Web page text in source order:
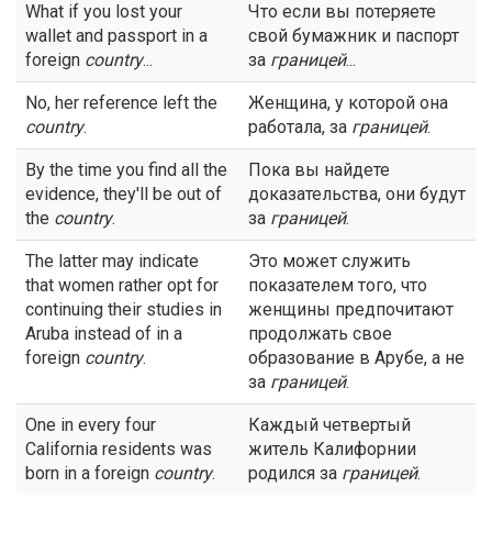
What if you lost your
wallet and passport in a
foreign country...
Что если вы потеряете
свой бумажник и паспорт
за границей...
No, her reference left the
country.
Женщина, у которой она
работала, за границей.
By the time you find all the
evidence, they'll be out of
the country.
Пока вы найдете
доказательства, они будут
за границей.
The latter may indicate
that women rather opt for
continuing their studies in
Aruba instead of in a
foreign country.
Это может служить
показателем того, что
женщины предпочитают
продолжать свое
образование в Арубе, а не
за границей.
One in every four
California residents was
born in a foreign country.
Каждый четвертый
житель Калифорнии
родился за границей.